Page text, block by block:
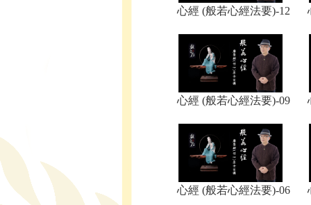
心經 (般若心經法要)-12
心經 (般若心經法要)-09
心經 (般若心經法要)-06